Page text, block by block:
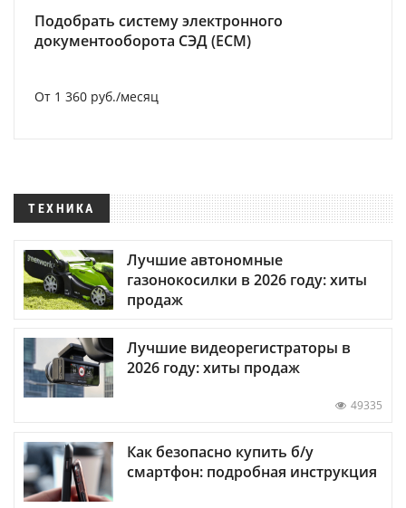
Подобрать систему электронного
документооборота СЭД (ECM)
От 1 360 руб./месяц
ТЕХНИКА
Лучшие автономные
газонокосилки в 2026 году: хиты
продаж
Лучшие видеорегистраторы в
2026 году: хиты продаж
49335
Как безопасно купить б/у
смартфон: подробная инструкция